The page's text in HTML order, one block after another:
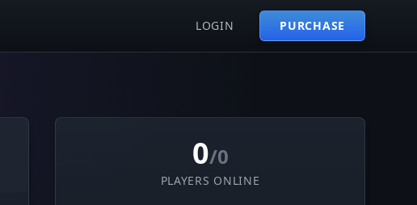
LOGIN PURCHASE
0/0
PLAYERS ONLINE